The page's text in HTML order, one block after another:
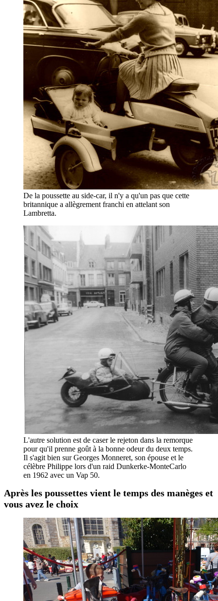
De la poussette au side-car, il n'y a qu'un pas que cette
britannique a allègrement franchi en attelant son
Lambretta.
L'autre solution est de caser le rejeton dans la remorque
pour qu'il prenne goût à la bonne odeur du deux temps.
Il s'agit bien sur Georges Monneret, son épouse et le
célèbre Philippe lors d'un raid Dunkerke-MonteCarlo
en 1962 avec un Vap 50.
Après les poussettes vient le temps des manèges et
vous avez le choix